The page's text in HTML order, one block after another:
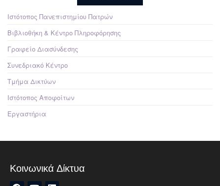
Ιστότοπος Πανεπιστημίου Πατρών
Βιβλιοθήκη & Κέντρο Πληροφόρησης
Γραφείο Διασύνδεσης
Συνεδριακό Κέντρο
Τμήμα Δικτύων
Ιστότοπος Αποφοίτων
Εργαστήρια
Κοινωνικά Δίκτυα